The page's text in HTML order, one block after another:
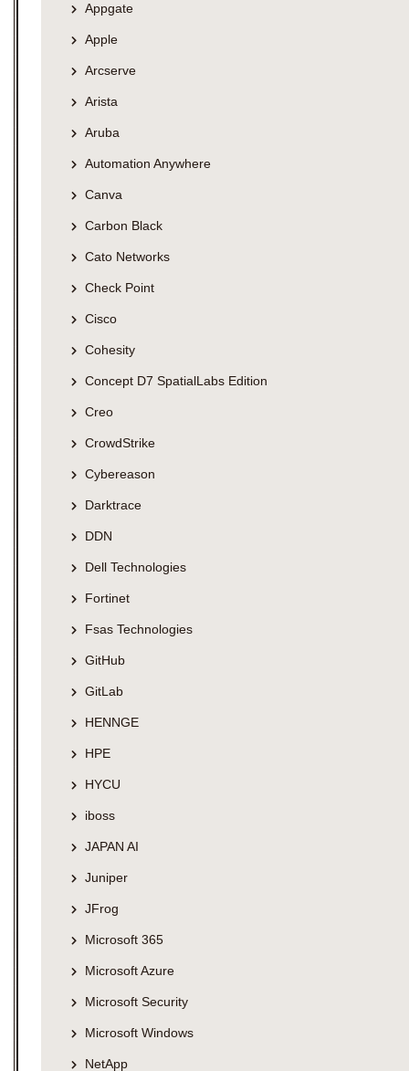
Appgate
Apple
Arcserve
Arista
Aruba
Automation Anywhere
Canva
Carbon Black
Cato Networks
Check Point
Cisco
Cohesity
Concept D7 SpatialLabs Edition
Creo
CrowdStrike
Cybereason
Darktrace
DDN
Dell Technologies
Fortinet
Fsas Technologies
GitHub
GitLab
HENNGE
HPE
HYCU
iboss
JAPAN AI
Juniper
JFrog
Microsoft 365
Microsoft Azure
Microsoft Security
Microsoft Windows
NetApp